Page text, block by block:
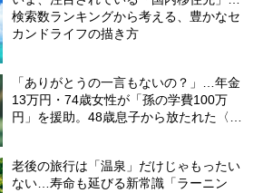
検索数ランキングから考える、豊かなセ
カンドライフの描き方
「ありがとうの一言もないの？」…年金
13万円・74歳女性が「孫の学費100万
円」を援助。48歳息子から放たれた〈非
老後の旅行は「温泉」だけじゃもったい
ない…寿命も延びる新常識「ラーニン